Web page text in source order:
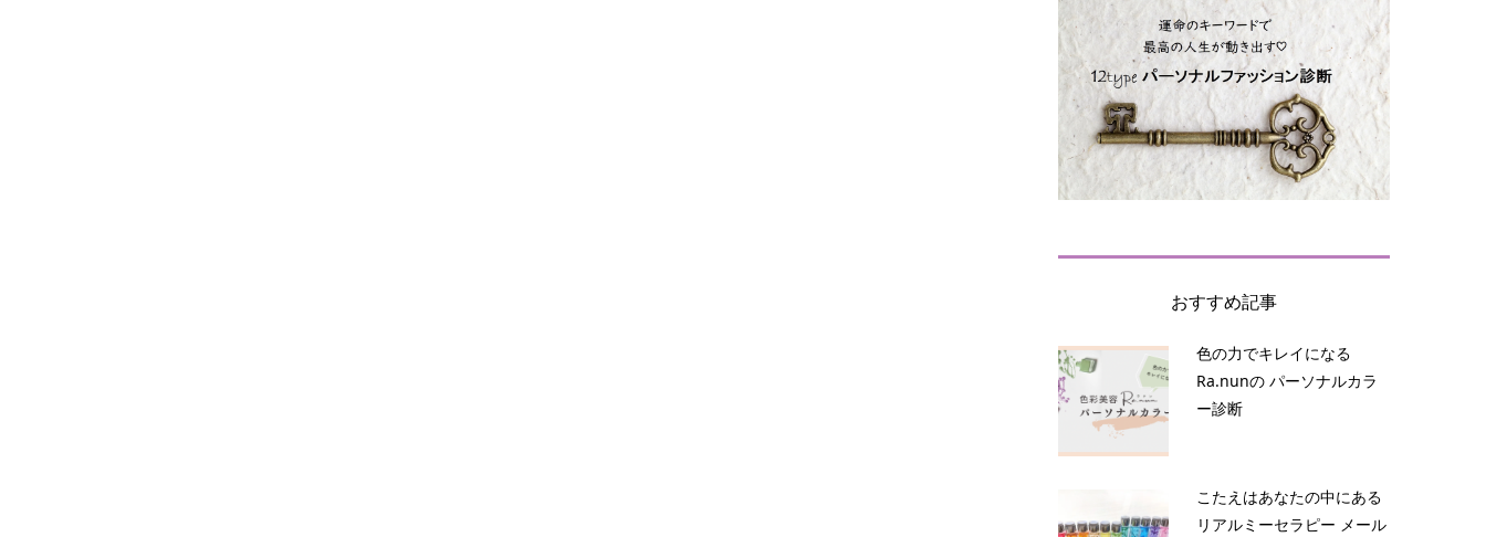
おすすめ記事
色の力でキレイになる
Ra.nunの パーソナルカラ
ー診断
こたえはあなたの中にある
リアルミーセラピー メール